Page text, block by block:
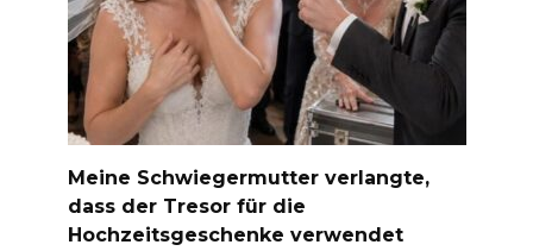
Meine Schwiegermutter verlangte,
dass der Tresor für die
Hochzeitsgeschenke verwendet